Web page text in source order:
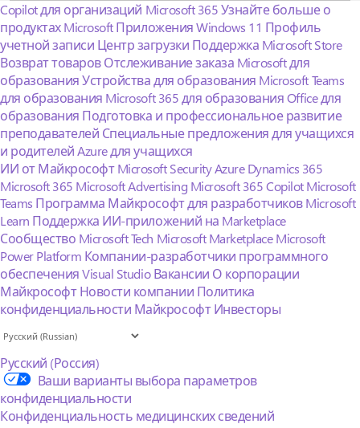
Copilot для организаций Microsoft 365Узнайте больше о
продуктах MicrosoftПриложения Windows 11 Профиль
учетной записи Центр загрузки Поддержка Microsoft Store
Возврат товаровОтслеживание заказа Microsoft для
образования Устройства для образования Microsoft Teams
для образования Microsoft 365 для образованияOffice для
образования Подготовка и профессиональное развитие
преподавателей Специальные предложения для учащихся
и родителей Azure для учащихся
ИИ от Майкрософт Microsoft SecurityAzure Dynamics 365
Microsoft 365 Microsoft Advertising Microsoft 365 Copilot Microsoft
Teams Программа Майкрософт для разработчиковMicrosoft
Learn Поддержка ИИ-приложений на Marketplace
Сообщество Microsoft Tech Microsoft Marketplace Microsoft
Power Platform Компании-разработчики программного
обеспечения Visual Studio Вакансии О корпорации
Майкрософт Новости компании Политика
конфиденциальности Майкрософт Инвесторы
Русский (Россия)
Ваши варианты выбора параметров
конфиденциальности
Конфиденциальность медицинских сведений